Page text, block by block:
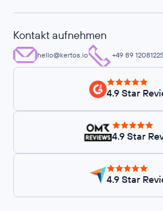
Kontakt aufnehmen
hello@kertos.io +49 89
4.9 Star
4.9 Star
4.9 Star